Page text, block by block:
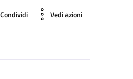
Condividi Vedi azioni